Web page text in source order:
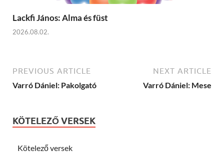
Lackfi János: Alma és füst
2026.08.02.
PREVIOUS ARTICLE
Varró Dániel: Pakolgató
NEXT ARTICLE
Varró Dániel: Mese
KÖTELEZŐ VERSEK
Kötelező versek